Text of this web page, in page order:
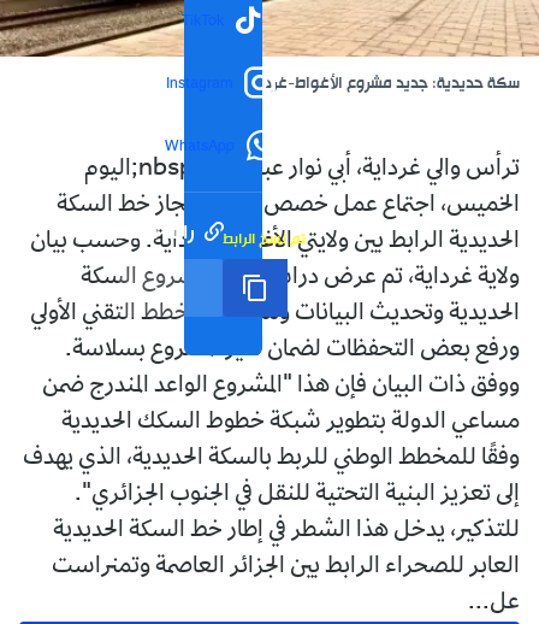
TikTok
Instagram
WhatsApp
رابط مختصر تم نسخ الرابط
سكة حديدية: جديد مشروع الأغواط-غرداية
ترأس والي غرداية، أبي نوار عبد الله،&nbsp;اليوم
الخميس، اجتماع عمل خصص لمتابعة انجاز خط السكة
الحديدية الرابط بين ولايتي الأغواط وغرداية. وحسب بيان
ولاية غرداية، تم عرض دراسة أولية لمشروع السكة
الحديدية وتحديث البيانات ومناقشة المخطط التقني الأولي
ورفع بعض التحفظات لضمان سير المشروع بسلاسة.
ووفق ذات البيان فإن هذا "المشروع الواعد المندرج ضمن
مساعي الدولة بتطوير شبكة خطوط السكك الحديدية
وفقًا للمخطط الوطني للربط بالسكة الحديدية، الذي يهدف
إلى تعزيز البنية التحتية للنقل في الجنوب الجزائري".
للتذكير، يدخل هذا الشطر في إطار خط السكة الحديدية
العابر للصحراء الرابط بين الجزائر العاصمة وتمنراست
عل...